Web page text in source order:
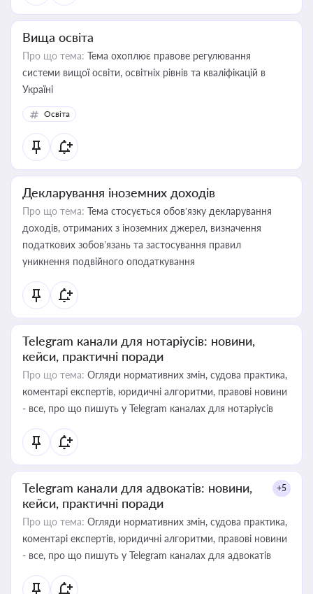
Вища освіта
Про що тема: Тема охоплює правове регулювання
системи вищої освіти, освітніх рівнів та кваліфікацій в
Україні
Освіта
Декларування іноземних доходів
Про що тема: Тема стосується обов’язку декларування
доходів, отриманих з іноземних джерел, визначення
податкових зобов’язань та застосування правил
уникнення подвійного оподаткування
Telegram канали для нотаріусів: новини,
кейси, практичні поради
Про що тема: Огляди нормативних змін, судова практика,
коментарі експертів, юридичні алгоритми, правові новини
- все, про що пишуть у Telegram каналах для нотаріусів
Telegram канали для адвокатів: новини,
кейси, практичні поради
+5
Про що тема: Огляди нормативних змін, судова практика,
коментарі експертів, юридичні алгоритми, правові новини
- все, про що пишуть у Telegram каналах для адвокатів